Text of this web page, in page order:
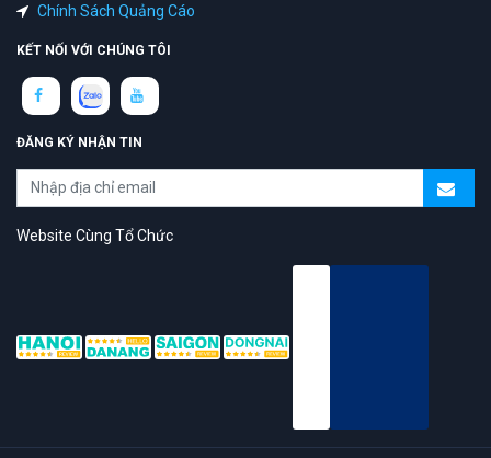
Chính Sách Quảng Cáo
KẾT NỐI VỚI CHÚNG TÔI
ĐĂNG KÝ NHẬN TIN
Website Cùng Tổ Chức
trải nghiệm tốt & chất lượng